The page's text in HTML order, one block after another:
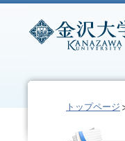
トップページ